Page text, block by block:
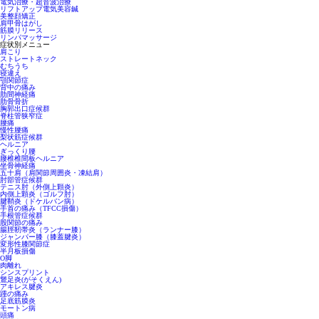
電気治療・超音波治療
リフトアップ電気美容鍼
美整顔矯正
肩甲骨はがし
筋膜リリース
リンパマッサージ
症状別メニュー
肩こり
ストレートネック
むちうち
寝違え
顎関節症
背中の痛み
肋間神経痛
肋骨骨折
胸郭出口症候群
脊柱管狭窄症
腰痛
慢性腰痛
梨状筋症候群
ヘルニア
ぎっくり腰
腰椎椎間板ヘルニア
坐骨神経痛
五十肩（肩関節周囲炎・凍結肩）
肘部管症候群
テニス肘（外側上顆炎）
内側上顆炎（ゴルフ肘）
腱鞘炎（ドケルバン病）
手首の痛み（TFCC損傷）
手根管症候群
股関節の痛み
腸脛靭帯炎（ランナー膝）
ジャンパー膝（膝蓋腱炎）
変形性膝関節症
半月板損傷
O脚
肉離れ
シンスプリント
鵞足炎(がそくえん)
アキレス腱炎
踵の痛み
足底筋膜炎
モートン病
頭痛